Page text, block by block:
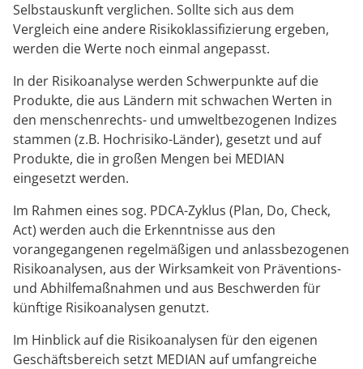
Selbstauskunft verglichen. Sollte sich aus dem
Vergleich eine andere Risikoklassifizierung ergeben,
werden die Werte noch einmal angepasst.
In der Risikoanalyse werden Schwerpunkte auf die
Produkte, die aus Ländern mit schwachen Werten in
den menschenrechts- und umweltbezogenen Indizes
stammen (z.B. Hochrisiko-Länder), gesetzt und auf
Produkte, die in großen Mengen bei MEDIAN
eingesetzt werden.
Im Rahmen eines sog. PDCA-Zyklus (Plan, Do, Check,
Act) werden auch die Erkenntnisse aus den
vorangegangenen regelmäßigen und anlassbezogenen
Risikoanalysen, aus der Wirksamkeit von Präventions-
und Abhilfemaßnahmen und aus Beschwerden für
künftige Risikoanalysen genutzt.
Im Hinblick auf die Risikoanalysen für den eigenen
Geschäftsbereich setzt MEDIAN auf umfangreiche